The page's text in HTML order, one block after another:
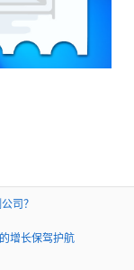
司？
增长保驾护航